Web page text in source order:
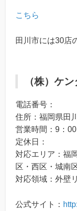
こちら
田川市には30店
（株）ケ
電話番号：
住所：福岡県田
営業時間：9：
定休日：
対応エリア：福
区・西区・城南
対応領域：外壁
公式サイト：